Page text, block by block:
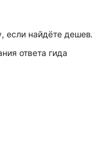
если найдёте
ответа гида